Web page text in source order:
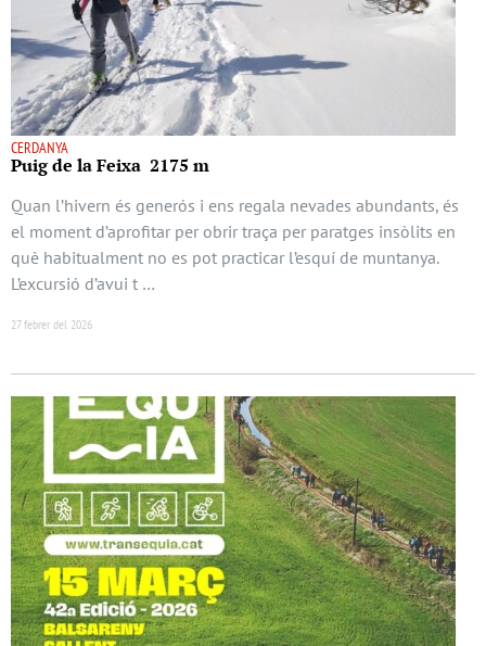
CERDANYA
Puig de la Feixa 2175 m
Quan l’hivern és generós i ens regala nevades abundants, és
el moment d’aprofitar per obrir traça per paratges insòlits en
què habitualment no es pot practicar l’esquí de muntanya.
L’excursió d’avui t …
27 febrer del 2026